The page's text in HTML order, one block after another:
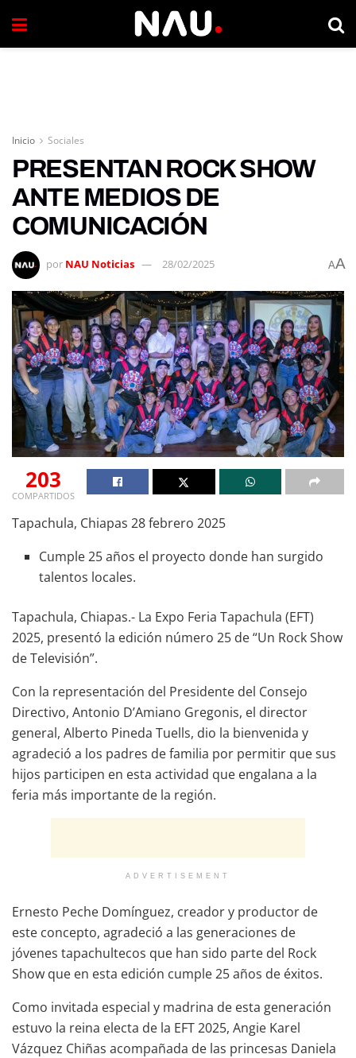
Inicio Sociales
PRESENTAN ROCK SHOW
ANTE MEDIOS DE
COMUNICACIÓN
por NAU Noticias 28/02/2025 AA
203
COMPARTIDOS
Tapachula, Chiapas 28 febrero 2025
Cumple 25 años el proyecto donde han surgido
talentos locales.
Tapachula, Chiapas.- La Expo Feria Tapachula (EFT)
2025, presentó la edición número 25 de “Un Rock Show
de Televisión”.
Con la representación del Presidente del Consejo
Directivo, Antonio D’Amiano Gregonis, el director
general, Alberto Pineda Tuells, dio la bienvenida y
agradeció a los padres de familia por permitir que sus
hijos participen en esta actividad que engalana a la
feria más importante de la región.
ADVERTISEMENT
Ernesto Peche Domínguez, creador y productor de
este concepto, agradeció a las generaciones de
jóvenes tapachultecos que han sido parte del Rock
Show que en esta edición cumple 25 años de éxitos.
Como invitada especial y madrina de esta generación
estuvo la reina electa de la EFT 2025, Angie Karel
Vázquez Chiñas acompañada de las princesas Daniela